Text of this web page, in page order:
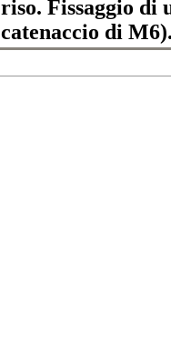
riso. Fissaggio di
catenaccio di